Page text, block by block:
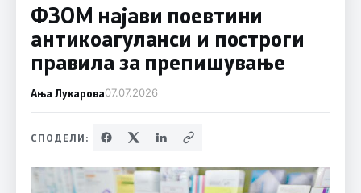
ФЗОМ најави поевтини
антикоагуланси и построги
правила за препишување
Ања Лукарова07.07.2026
СПОДЕЛИ: